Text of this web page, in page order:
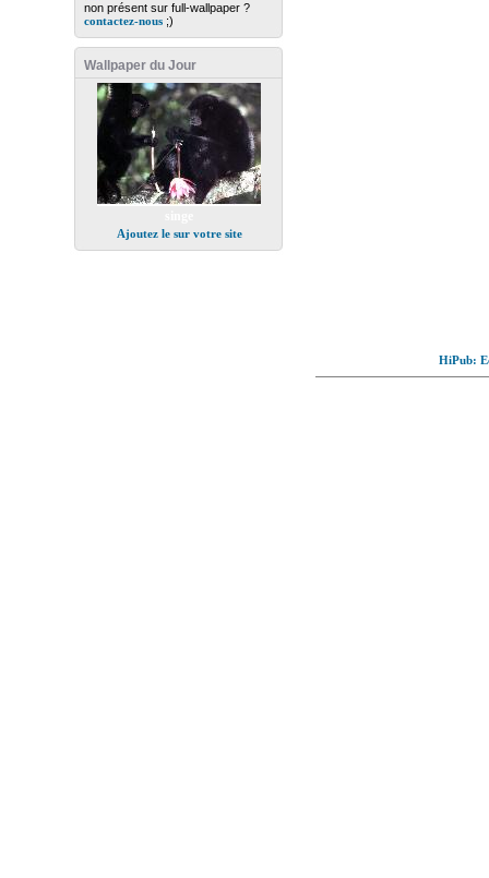
non présent sur full-wallpaper ?
contactez-nous;)
Wallpaper du Jour
Ajoutez le sur votre site
HiPub: